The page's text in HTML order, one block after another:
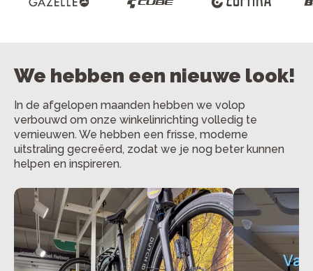
We hebben een nieuwe look!
In de afgelopen maanden hebben we volop
verbouwd om onze winkelinrichting volledig te
vernieuwen. We hebben een frisse, moderne
uitstraling gecreëerd, zodat we je nog beter kunnen
helpen en inspireren.